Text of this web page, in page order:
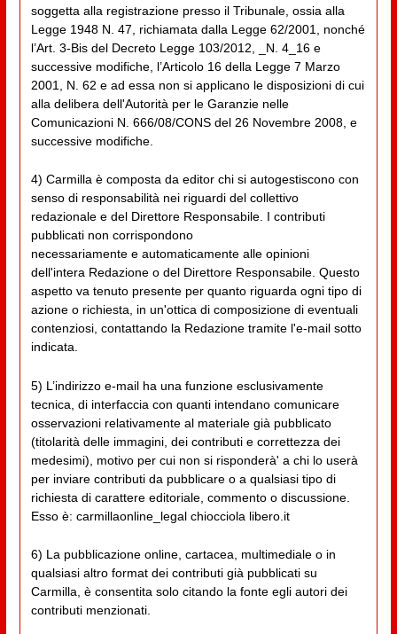
soggetta alla registrazione presso il Tribunale, ossia alla
Legge 1948 N. 47, richiamata dalla Legge 62/2001, nonché
l’Art. 3-Bis del Decreto Legge 103/2012, _N. 4_16 e
successive modifiche, l’Articolo 16 della Legge 7 Marzo
2001, N. 62 e ad essa non si applicano le disposizioni di cui
alla delibera dell'Autorità per le Garanzie nelle
Comunicazioni N. 666/08/CONS del 26 Novembre 2008, e
successive modifiche.
4) Carmilla è composta da editor chi si autogestiscono con
senso di responsabilità nei riguardi del collettivo
redazionale e del Direttore Responsabile. I contributi
pubblicati non corrispondono
necessariamente e automaticamente alle opinioni
dell'intera Redazione o del Direttore Responsabile. Questo
aspetto va tenuto presente per quanto riguarda ogni tipo di
azione o richiesta, in un'ottica di composizione di eventuali
contenziosi, contattando la Redazione tramite l'e-mail sotto
indicata.
5) L’indirizzo e-mail ha una funzione esclusivamente
tecnica, di interfaccia con quanti intendano comunicare
osservazioni relativamente al materiale già pubblicato
(titolarità delle immagini, dei contributi e correttezza dei
medesimi), motivo per cui non si risponderà' a chi lo userà
per inviare contributi da pubblicare o a qualsiasi tipo di
richiesta di carattere editoriale, commento o discussione.
Esso è: carmillaonline_legal chiocciola libero.it
6) La pubblicazione online, cartacea, multimediale o in
qualsiasi altro format dei contributi già pubblicati su
Carmilla, è consentita solo citando la fonte egli autori dei
contributi menzionati.